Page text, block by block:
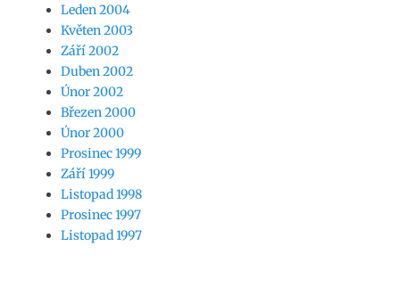
Leden 2004
Květen 2003
Září 2002
Duben 2002
Únor 2002
Březen 2000
Únor 2000
Prosinec 1999
Září 1999
Listopad 1998
Prosinec 1997
Listopad 1997